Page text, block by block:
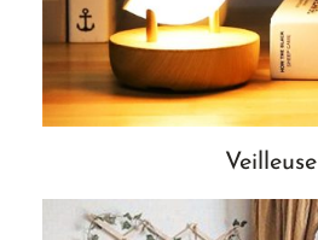
Veilleuse